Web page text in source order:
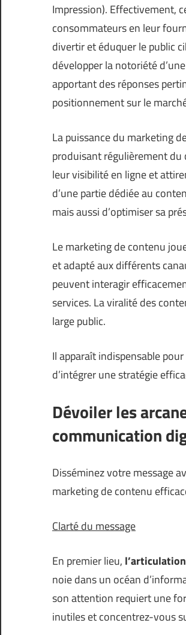
Impression). Effectivement,
consommateurs en leur
divertir et éduquer le public
développer la notoriété
apportant des réponses
positionnement sur le
La puissance du marketing
produisant régulièrement
leur visibilité en ligne et
d’une partie dédiée au
mais aussi d’optimiser sa
Le marketing de contenu
et adapté aux différents
peuvent interagir
services. La viralité des
large public.
Il apparaît indispensable
d’intégrer une stratégie
Dévoiler les
communication
Disséminez votre message
marketing de contenu
Clarté du message
En premier lieu,
noie dans un océan
son attention requiert une
inutiles et concentrez-vous